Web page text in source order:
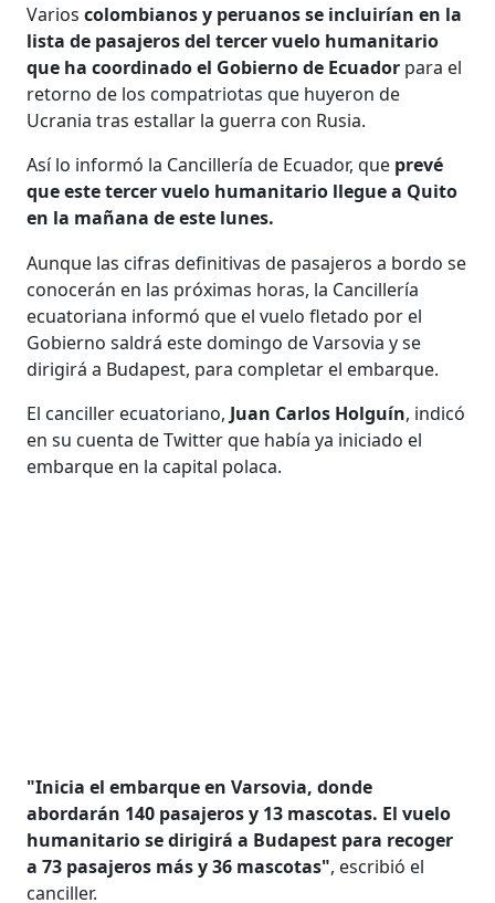
Varioscolombianos y peruanos se incluirían en la
lista de pasajeros del tercer vuelo humanitario
que ha coordinado el Gobierno de Ecuador para el
retorno de los compatriotas que huyeron de
Ucrania tras estallar la guerra con Rusia.
Así lo informó la Cancillería de Ecuador, que prevé
que este tercer vuelo humanitario llegue a Quito
en la mañana de este lunes.
Aunque las cifras definitivas de pasajeros a bordo se
conocerán en las próximas horas, la Cancillería
ecuatoriana informó que el vuelo fletado por el
Gobierno saldrá este domingo de Varsovia y se
dirigirá a Budapest, para completar el embarque.
El canciller ecuatoriano, Juan Carlos Holguín, indicó
en su cuenta de Twitter que había ya iniciado el
embarque en la capital polaca.
"Inicia el embarque en Varsovia, donde
abordarán 140 pasajeros y 13 mascotas. El vuelo
humanitario se dirigirá a Budapest para recoger
a 73 pasajeros más y 36 mascotas", escribió el
canciller.